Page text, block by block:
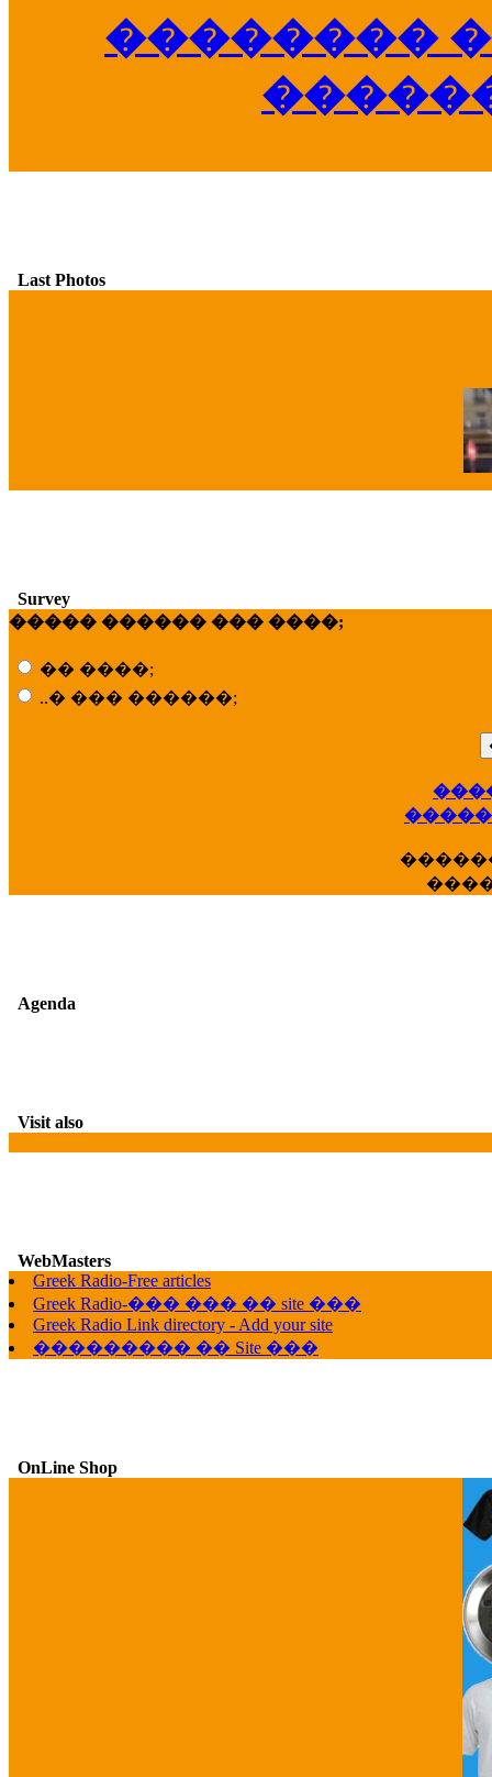
��������
Last Photos
Survey
����� ������ ��� ����;
�� ����;
..� ��� ������;
Agenda
Visit also
WebMasters
Greek Radio-Free articles
Greek Radio-��� ��� �� site ���
Greek Radio Link directory - Add your site
��������� �� Site ���
OnLine Shop